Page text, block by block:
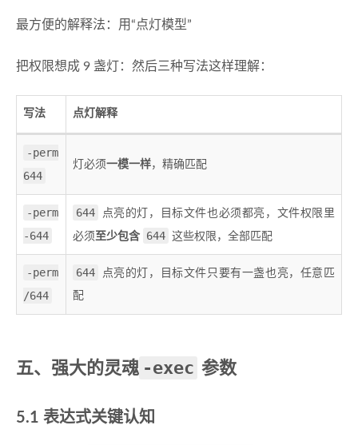
最方便的解释法：用“点灯模型”
把权限想成 9 盏灯：然后三种写法这样理解：
写法 点灯解释
-perm
644
灯必须一模一样，精确匹配
-perm
-644
644 点亮的灯，目标文件也必须都亮，文件权限里
必须至少包含 644 这些权限，全部匹配
-perm
/644
644
点亮的灯，目标文件只要有一盏也亮，任意匹
配
五、强大的灵魂 -exec 参数
5.1 表达式关键认知